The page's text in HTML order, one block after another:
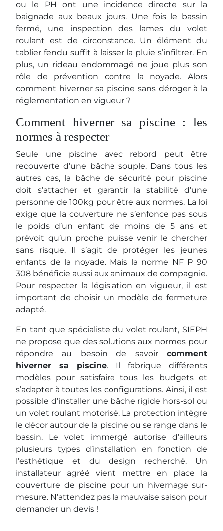
ou le PH ont une incidence directe sur la
baignade aux beaux jours. Une fois le bassin
fermé, une inspection des lames du volet
roulant est de circonstance. Un élément du
tablier fendu suffit à laisser la pluie s’infiltrer. En
plus, un rideau endommagé ne joue plus son
rôle de prévention contre la noyade. Alors
comment hiverner sa piscine sans déroger à la
réglementation en vigueur ?
Comment hiverner sa piscine : les
normes à respecter
Seule une piscine avec rebord peut être
recouverte d’une bâche souple. Dans tous les
autres cas, la bâche de sécurité pour piscine
doit s’attacher et garantir la stabilité d’une
personne de 100kg pour être aux normes. La loi
exige que la couverture ne s’enfonce pas sous
le poids d’un enfant de moins de 5 ans et
prévoit qu’un proche puisse venir le chercher
sans risque. Il s’agit de protéger les jeunes
enfants de la noyade. Mais la norme NF P 90
308 bénéficie aussi aux animaux de compagnie.
Pour respecter la législation en vigueur, il est
important de choisir un modèle de fermeture
adapté.
En tant que spécialiste du volet roulant, SIEPH
ne propose que des solutions aux normes pour
répondre au besoin de savoir comment
hiverner sa piscine. Il fabrique différents
modèles pour satisfaire tous les budgets et
s’adapter à toutes les configurations. Ainsi, il est
possible d’installer une bâche rigide hors-sol ou
un volet roulant motorisé. La protection intègre
le décor autour de la piscine ou se range dans le
bassin. Le volet immergé autorise d’ailleurs
plusieurs types d’installation en fonction de
l’esthétique et du design recherché. Un
installateur agréé vient mettre en place la
couverture de piscine pour un hivernage sur-
mesure. N’attendez pas la mauvaise saison pour
demander un devis !